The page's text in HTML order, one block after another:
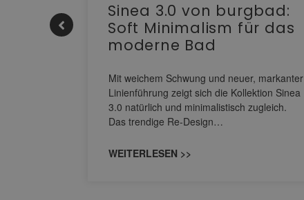
Sinea 3.0 von burgbad:
Soft Minimalism für das
moderne Bad
Mit weichem Schwung und neuer, markanter
Linienführung zeigt sich die Kollektion Sinea
3.0 natürlich und minimalistisch zugleich.
Das trendige Re-Design…
WEITERLESEN >>